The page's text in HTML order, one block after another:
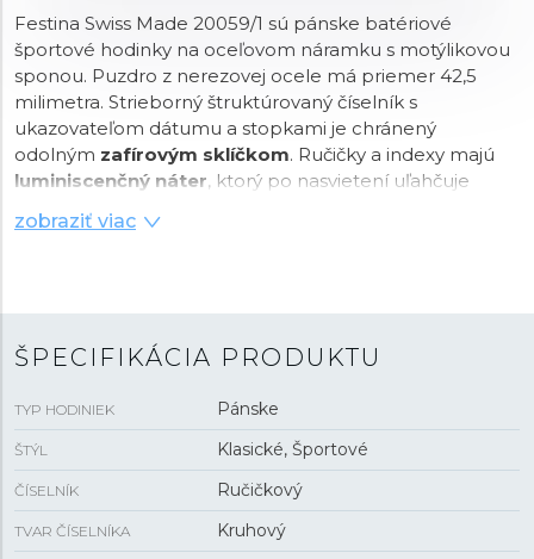
Festina Swiss Made 20059/1 sú pánske batériové
športové hodinky na oceľovom náramku s motýlikovou
sponou. Puzdro z nerezovej ocele má priemer 42,5
milimetra. Strieborný štruktúrovaný číselník s
ukazovateľom dátumu a stopkami je chránený
odolným zafírovým sklíčkom. Ručičky a indexy majú
luminiscenčný náter, ktorý po nasvietení uľahčuje
čitateľnosť za zhoršených svetelných podmienok. Chod
hodiniek zaisťuje
zobraziť viac
ŠPECIFIKÁCIA PRODUKTU
TYP HODINIEK Pánske
ŠTÝL Klasické, Športové
ČÍSELNÍK Ručičkový
TVAR ČÍSELNÍKA Kruhový